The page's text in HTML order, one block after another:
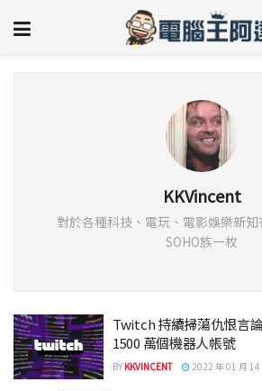
KKVincent
對於各種科技、電玩、電影娛樂新
SOHO族一枚
Twitch 持續掃蕩仇恨言
1500 萬個機器人帳號
BY KKVINCENT 2022 年 01 月 14